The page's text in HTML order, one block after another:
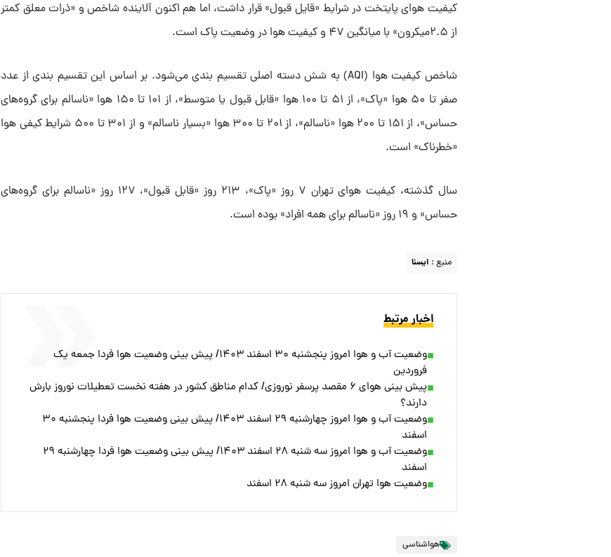
کیفیت هوای پایتخت در شرایط «قایل قبول» قرار داشت، اما هم اکنون آلاینده شاخص و «ذرات معلق کمتر
از ۲.۵میکرون» با میانگین ۴۷ و کیفیت هوا در وضعیت پاک است.
شاخص کیفیت هوا (AQI) به شش دسته اصلی تقسیم بندی می‌شود. بر اساس این تقسیم بندی از عدد
صفر تا ۵۰ هوا «پاک»، از ۵۱ تا ۱۰۰ هوا «قابل قبول یا متوسط»، از ۱۰۱ تا ۱۵۰ هوا «ناسالم برای گروه‌های
حساس»، از ۱۵۱ تا ۲۰۰ هوا «ناسالم»، از ۲۰۱ تا ۳۰۰ هوا «بسیار ناسالم» و از ۳۰۱ تا ۵۰۰ شرایط کیفی هوا
«خطرناک» است.
سال گذشته، کیفیت هوای تهران ۷ روز «پاک»، ۲۱۳ روز «قابل قبول»، ۱۲۷ روز «ناسالم برای گروه‌های
حساس» و ۱۹ روز «ناسالم برای همه افراد» بوده است.
منبع : ايسنا
اخبار مرتبط
وضعیت آب و هوا امروز پنجشنبه ۳۰ اسفند ۱۴۰۳/ پیش بینی وضعیت هوا فردا جمعه یک
فروردین
پیش بینی هوای ۶ مقصد پرسفر نوروزی/ کدام مناطق کشور در هفته نخست تعطیلات نوروز بارش
دارند؟
وضعیت آب و هوا امروز چهارشنبه ۲۹ اسفند ۱۴۰۳/ پیش بینی وضعیت هوا فردا پنجشنبه ۳۰
اسفند
وضعیت آب و هوا امروز سه شنبه ۲۸ اسفند ۱۴۰۳/ پیش بینی وضعیت هوا فردا چهارشنبه ۲۹
اسفند
وضعیت هوا تهران امروز سه شنبه ۲۸ اسفند
هواشناسی